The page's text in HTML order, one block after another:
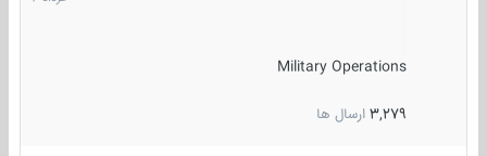
Military Operations
3,279 ارسال ها